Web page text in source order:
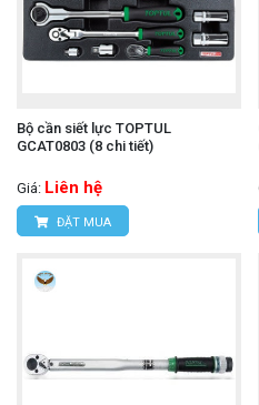
Bộ cần siết lực TOPTUL
GCAT0803 (8 chi tiết)
Giá: Liên hệ
ĐẶT MUA